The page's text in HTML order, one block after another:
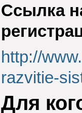
Ссылка
http://
razvitie-
Для